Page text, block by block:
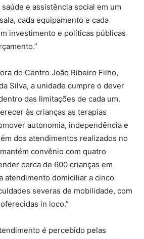
e assistência social em um
cada equipamento e cada
investimento e políticas públicas
do Centro João Ribeiro Filho,
Silva, a unidade cumpre o dever
das limitações de cada um.
às crianças as terapias
autonomia, independência e
dos atendimentos realizados no
convênio com quatro
cerca de 600 crianças em
atendimento domiciliar a cinco
severas de mobilidade, com
in loco.”
é percebido pelas